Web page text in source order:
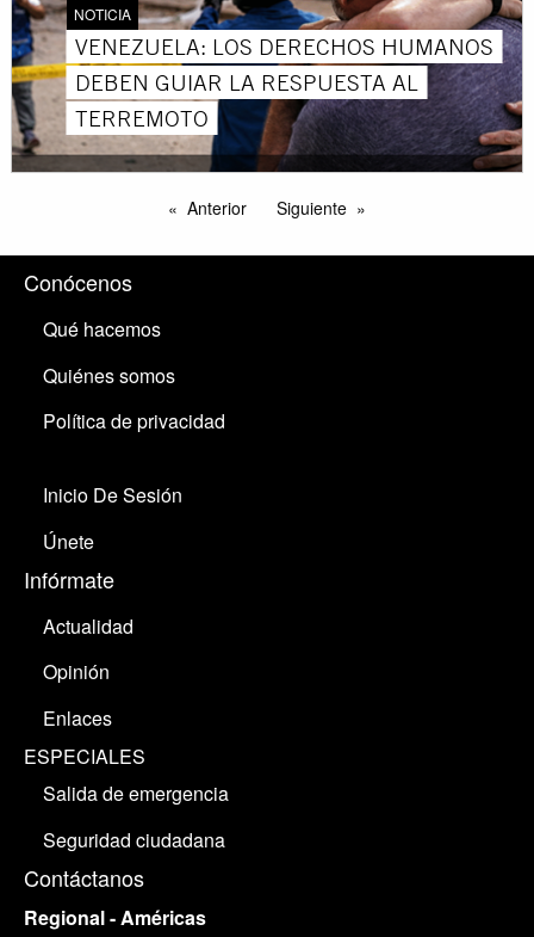
NOTICIA
VENEZUELA: LOS DERECHOS HUMANOS
DEBEN GUIAR LA RESPUESTA AL
TERREMOTO
Anterior Siguiente
Conócenos
Qué hacemos
Quiénes somos
Política de privacidad
Inicio De Sesión
Únete
Infórmate
Actualidad
Opinión
Enlaces
ESPECIALES
Salida de emergencia
Seguridad ciudadana
Contáctanos
Regional - Américas